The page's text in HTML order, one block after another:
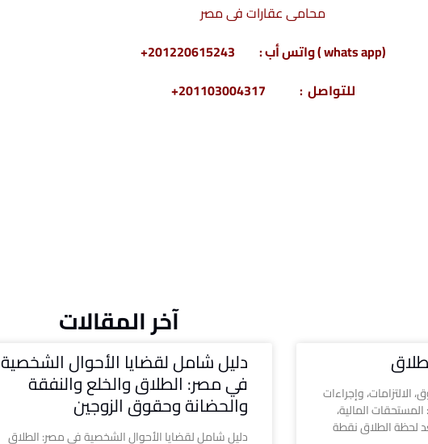
محامى عقارات فى مصر
(whats app ) واتس أب : 201220615243+
للتواصل : 201103004317+
آخر المقالات
وإجراءات
المالية،
لحظة الطلاق نقطة
دليل شامل لقضايا الأحوال الشخصية
في مصر: الطلاق والخلع والنفقة
والحضانة وحقوق الزوجين
دليل شامل لقضايا الأحوال الشخصية في مصر: الطلاق